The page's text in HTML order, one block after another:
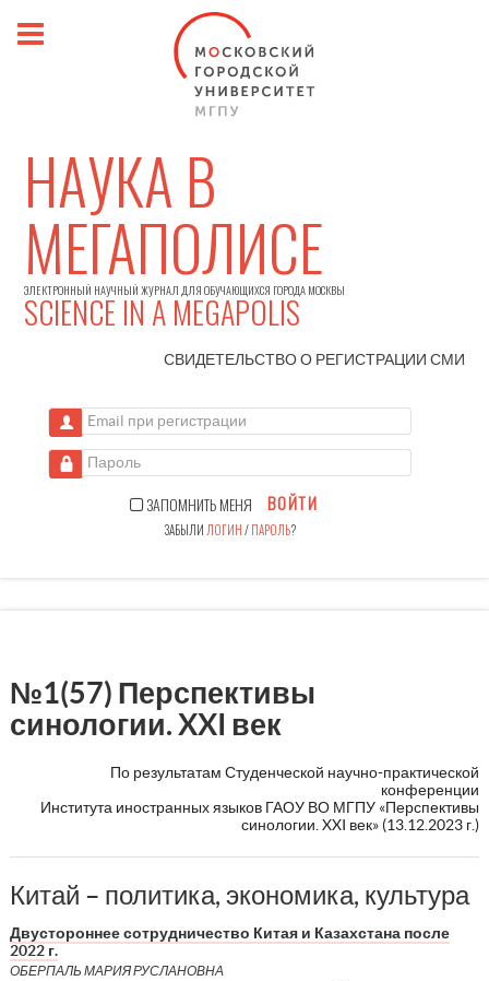
НАУКА В
МЕГАПОЛИСЕ
ЭЛЕКТРОННЫЙ НАУЧНЫЙ ЖУРНАЛ ДЛЯ ОБУЧАЮЩИХСЯ ГОРОДА МОСКВЫ
SCIENCE IN A MEGAPOLIS
СВИДЕТЕЛЬСТВО О РЕГИСТРАЦИИСМИ
Email при регистрации
Пароль
ЗАПОМНИТЬ МЕНЯ ВОЙТИ
ЗАБЫЛИ ЛОГИН/ПАРОЛЬ?
№1(57) Перспективы
синологии. XXI век
По результатам Студенческой научно-практической
конференции
Института иностранных языков ГАОУ ВО МГПУ «Перспективы
синологии. XXI век» (13.12.2023 г.)
Китай – политика, экономика, культура
Двустороннее сотрудничество Китая и Казахстана после
2022 г.
ОБЕРПАЛЬ МАРИЯ РУСЛАНОВНА